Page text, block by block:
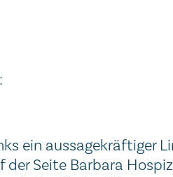
ein aussagekräftiger
Seite Barbara